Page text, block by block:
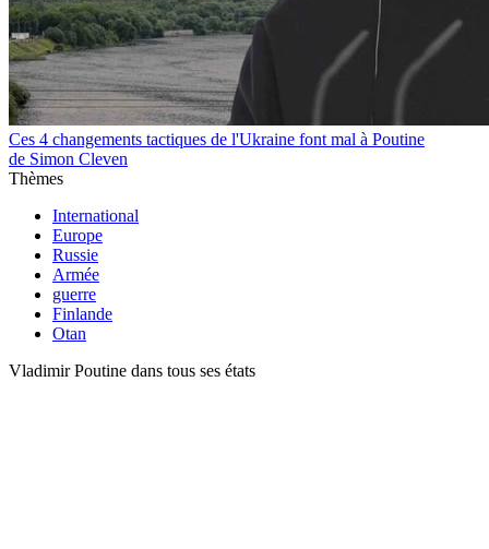
Ces 4 changements tactiques de l'Ukraine font mal à Poutine
de Simon Cleven
Thèmes
International
Europe
Russie
Armée
guerre
Finlande
Otan
Vladimir Poutine dans tous ses états